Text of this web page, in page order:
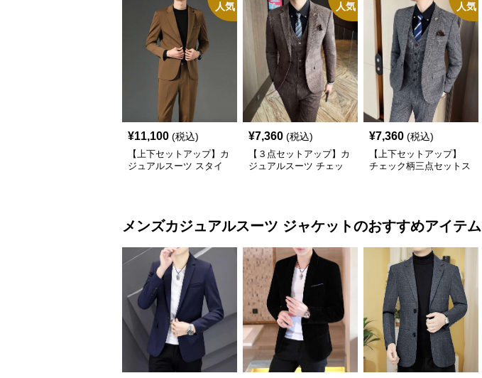
人気
¥11,100 (税込)
【上下セットアップ】カ
ジュアルスーツ スタイ
人気
¥7,360 (税込)
【３点セットアップ】カ
ジュアルスーツ チェッ
人気
¥7,360 (税込)
【上下セットアップ】
チェック柄三点セットス
メンズカジュアルスーツ ジャケットのおすすめアイテム